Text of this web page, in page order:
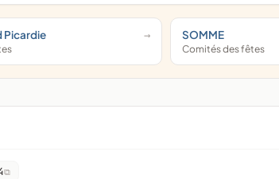
Picardie SOMME
Comités des fêtes